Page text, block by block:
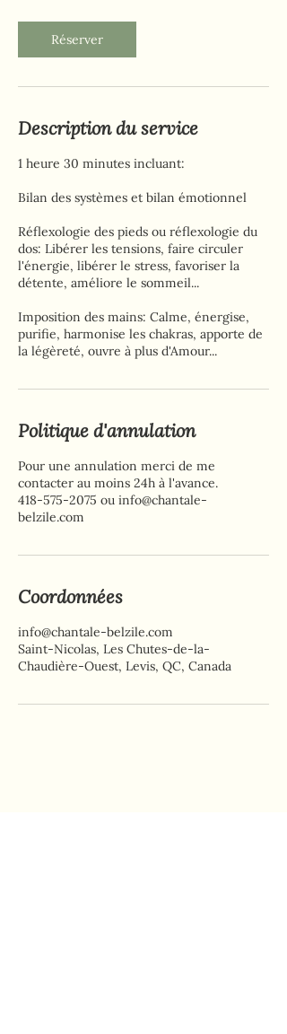
Réserver
Description du service
1 heure 30 minutes incluant:
Bilan des systèmes et bilan émotionnel
Réflexologie des pieds ou réflexologie du
dos: Libérer les tensions, faire circuler
l'énergie, libérer le stress, favoriser la
détente, améliore le sommeil...
Imposition des mains: Calme, énergise,
purifie, harmonise les chakras, apporte de
la légèreté, ouvre à plus d'Amour...
Politique d'annulation
Pour une annulation merci de me
contacter au moins 24h à l'avance.
418-575-2075 ou info@chantale-
belzile.com
Coordonnées
info@chantale-belzile.com
Saint-Nicolas, Les Chutes-de-la-
Chaudière-Ouest, Levis, QC, Canada